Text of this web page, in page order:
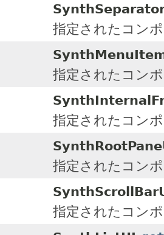
指定されたコン
指定されたコン
指定されたコン
指定されたコン
指定されたコン